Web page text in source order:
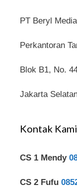
PT Beryl
Perkantoran
Blok B1, No.
Jakarta
Kontak Kami
CS 1 Mendy
CS 2 Fufu